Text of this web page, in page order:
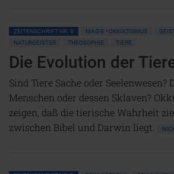
ZEITENSCHRIFT NR. 8 MAGIE • OKKULTISMUS
NATURGEISTER
THEOSOPHIE TIERE
Die Evolution der
Sind Tiere Sache oder Seelenwesen?
Menschen oder dessen Sklaven?
zeigen, daß die tierische Wahrheit
zwischen Bibel und Darwin liegt.